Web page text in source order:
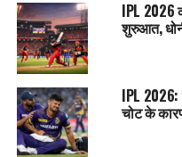
IPL 2026
शुरुआत,
IPL 2026:
चोट के